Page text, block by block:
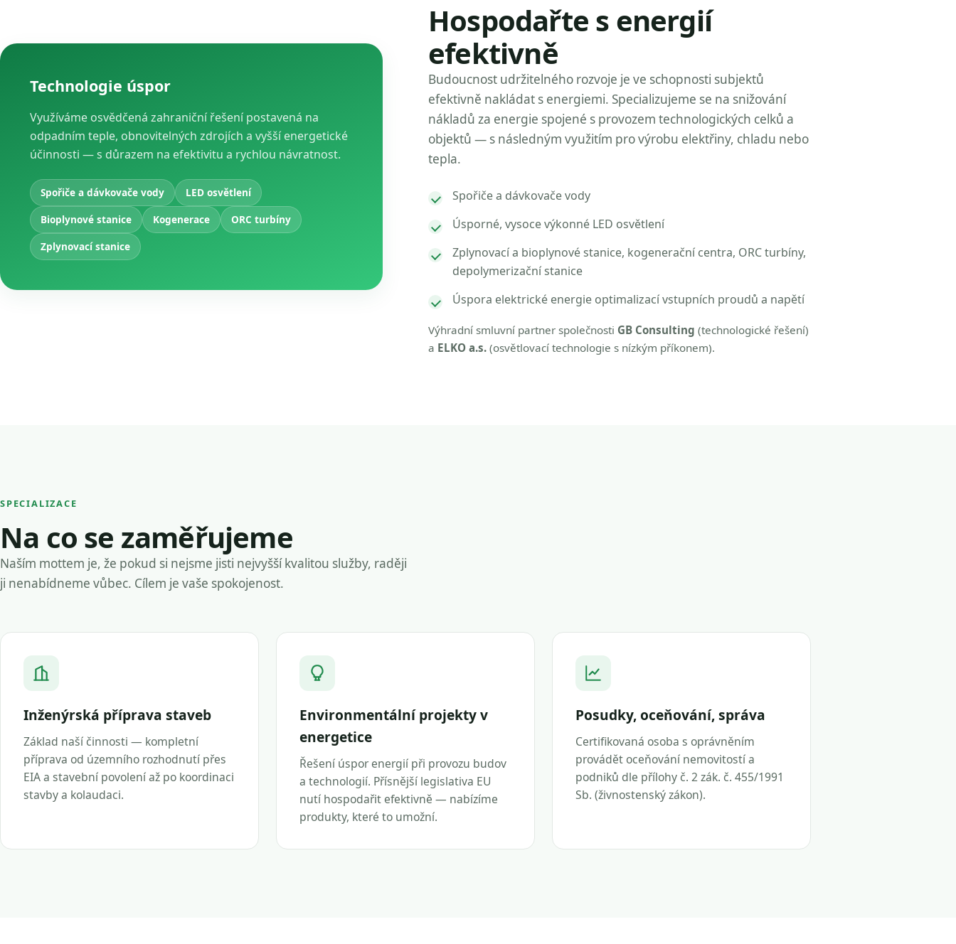
Technologie úspor
Využíváme osvědčená zahraniční řešení postavená na
odpadním teple, obnovitelných zdrojích a vyšší energetické
účinnosti — s důrazem na efektivitu a rychlou návratnost.
Spořiče a dávkovače vody
LED osvětlení
Bioplynové stanice
Kogenerace
ORC turbíny
Zplynovací stanice
Hospodařte s energií
efektivně
Budoucnost udržitelného rozvoje je ve schopnosti subjektů
efektivně nakládat s energiemi. Specializujeme se na snižování
nákladů za energie spojené s provozem technologických celků a
objektů — s následným využitím pro výrobu elektřiny, chladu nebo
tepla.
Spořiče a dávkovače vody
Úsporné, vysoce výkonné LED osvětlení
Zplynovací a bioplynové stanice, kogenerační centra, ORC turbíny,
depolymerizační stanice
Úspora elektrické energie optimalizací vstupních proudů a napětí
Výhradní smluvní partner společnosti GB Consulting (technologické řešení)
a ELKO a.s. (osvětlovací technologie s nízkým příkonem).
SPECIALIZACE
Na co se zaměřujeme
Naším mottem je, že pokud si nejsme jisti nejvyšší kvalitou služby, raději
ji nenabídneme vůbec. Cílem je vaše spokojenost.
Inženýrská příprava staveb
Základ naší činnosti — kompletní
příprava od územního rozhodnutí přes
EIA a stavební povolení až po koordinaci
stavby a kolaudaci.
Environmentální projekty v
energetice
Řešení úspor energií při provozu budov
a technologií. Přísnější legislativa EU
nutí hospodařit efektivně — nabízíme
produkty, které to umožní.
Posudky, oceňování, správa
Certifikovaná osoba s oprávněním
provádět oceňování nemovitostí a
podniků dle přílohy č. 2 zák. č. 455/1991
Sb. (živnostenský zákon).